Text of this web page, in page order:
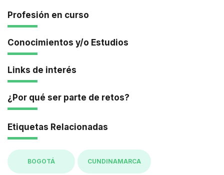
Profesión en curso
Conocimientos y/o Estudios
Links de interés
¿Por qué ser parte de retos?
Etiquetas Relacionadas
BOGOTÁ CUNDINAMARCA